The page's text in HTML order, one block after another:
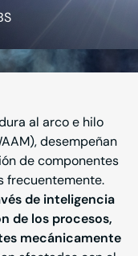
al arco e hilo
desempeñan
de componentes
frecuentemente.
de inteligencia
de los procesos,
mecánicamente